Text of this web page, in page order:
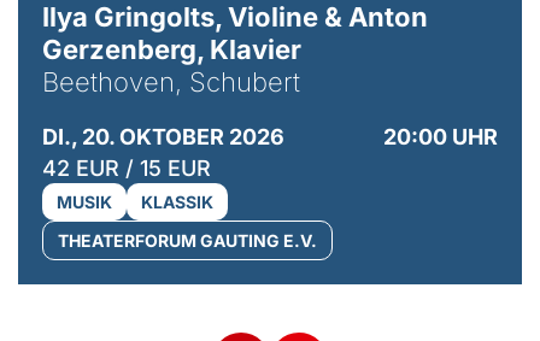
Ilya Gringolts, Violine & Anton
Gerzenberg, Klavier
Beethoven, Schubert
DI., 20. OKTOBER 2026
20:00 UHR
42 EUR / 15 EUR
MUSIK
KLASSIK
THEATERFORUM GAUTING E.V.